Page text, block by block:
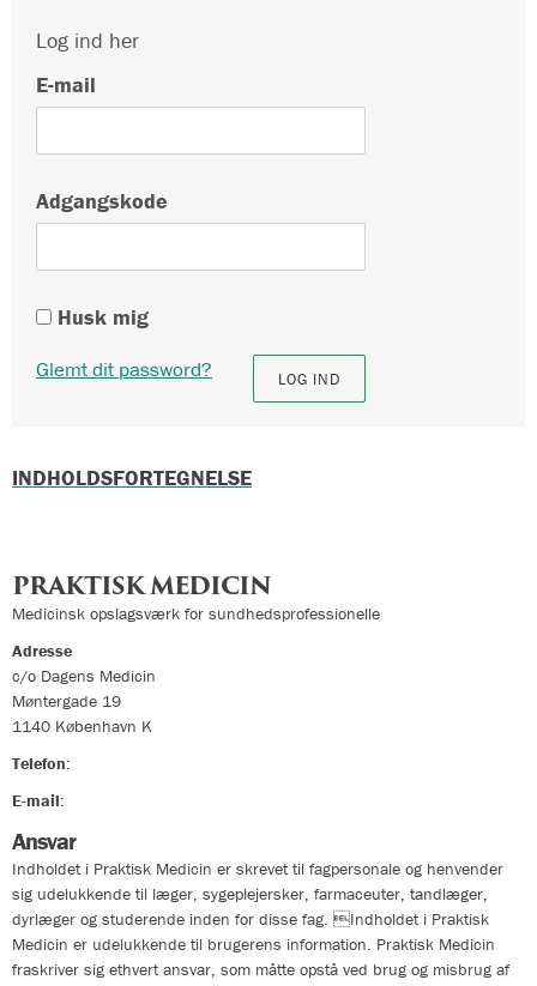
Log ind her
E-mail
Adgangskode
Husk mig
Glemt dit password?
INDHOLDSFORTEGNELSE
PRAKTISK MEDICIN
Medicinsk opslagsværk for sundhedsprofessionelle
Adresse
c/o Dagens Medicin
Møntergade 19
1140 København K
Telefon:
E-mail:
Ansvar
Indholdet i Praktisk Medicin er skrevet til fagpersonale og henvender
sig udelukkende til læger, sygeplejersker, farmaceuter, tandlæger,
dyrlæger og studerende inden for disse fag. Indholdet i Praktisk
Medicin er udelukkende til brugerens information. Praktisk Medicin
fraskriver sig ethvert ansvar, som måtte opstå ved brug og misbrug af